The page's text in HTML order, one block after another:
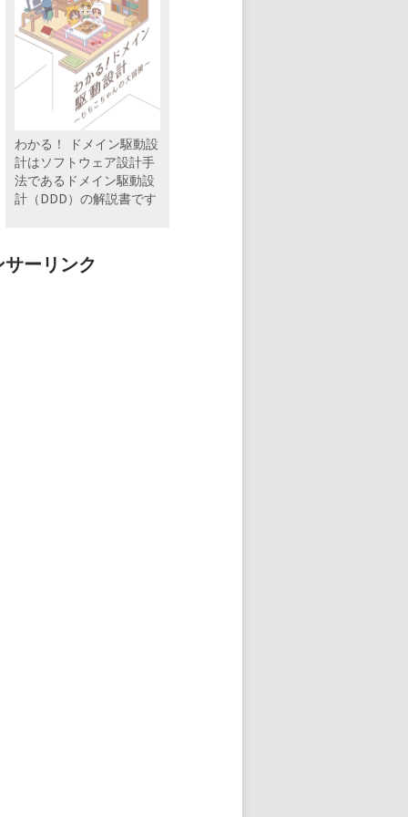
わかる！ ドメイン駆動設
計はソフトウェア設計手
法であるドメイン駆動設
計（DDD）の解説書です
ーリンク